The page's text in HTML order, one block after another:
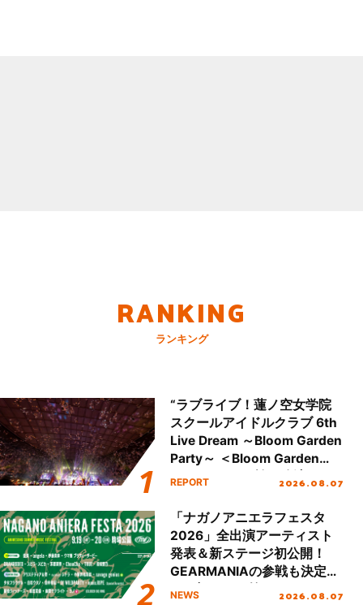
RANKING
ランキング
“ラブライブ！蓮ノ空女学院
スクールアイドルクラブ 6th
Live Dream ～Bloom Garden
Party～ ＜Bloom Garden
Party Stage／埼玉公演＞”
REPORT 2026.08.07
「ナガノアニエラフェスタ
2026」全出演アーティスト
発表＆新ステージ初公開！
GEARMANIAの参戦も決定
し、初となる第3ステージの
NEWS 2026.08.07